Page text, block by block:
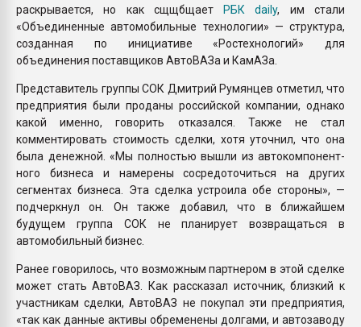
раскрывается, но как сщщбщаетРБК daily, им стали
«Объединенные автомобильные технологии» — структура,
созданная по инициативе «Ростехнологий» для
объединения поставщиков АвтоВАЗа и КамАЗа.
Представитель группы СОК Дмитрий Румянцев отметил, что
предприятия были проданы российской компании, однако
какой именно, говорить отказался. Также не стал
комментировать стоимость сделки, хотя уточнил, что она
была денежной. «Мы полностью вышли из автокомпонент­
ного бизнеса и намерены сосредоточиться на других
сегментах бизнеса. Эта сделка устроила обе стороны», —
подчеркнул он. Он также добавил, что в ближайшем
будущем группа СОК не планирует возвращаться в
автомобильный бизнес.
Ранее говорилось, что возможным партнером в этой сделке
может стать АвтоВАЗ. Как рассказал источник, близкий к
участникам сделки, АвтоВАЗ не покупал эти предприятия,
«так как данные активы обременены долгами, и автозаводу